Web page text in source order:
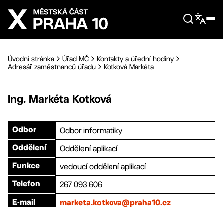
Přejít na hlavní obsah
Úvodní stránka Úřad MČ
Kontakty a úřední hodiny
Adresář zaměstnanců úřadu
Kotková Markéta
Ing. Markéta Kotková
Odbor Odbor informatiky
Oddělení Oddělení aplikací
Funkce vedoucí oddělení aplikací
Telefon 267 093 606
E-mail marketa.kotkova@praha10.cz